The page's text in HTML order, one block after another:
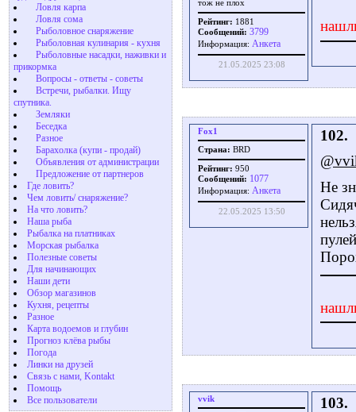
Ловля карпа
Ловля сома
Рыболовное снаряжение
Рыболовная кулинария - кухня
Рыболовные насадки, наживки и
прикормка
Вопросы - ответы - советы
Встречи, рыбалки. Ищу
спутника.
Земляки
Беседка
Разное
Барахолка (купи - продай)
Объявления от администрации
Предложение от партнеров
Где ловить?
Чем ловить/ снаряжение?
На что ловить?
Наша рыба
Рыбалка на платниках
Морская рыбалка
Полезные советы
Для начинающих
Наши дети
Обзор магазинов
Кухня, рецепты
Разное
Карта водоемов и глубин
Прогноз клёва рыбы
Погода
Линки на друзей
Связь с нами, Kontakt
Помощь
Все пользователи
тож не плох
Рейтинг: 1881
Сообщений: 3799
Информация: Aнкета
21.05.2025 23:08
Fox1
Страна: BRD
Рейтинг: 950
Сообщений: 1077
Информация: Aнкета
22.05.2025 13:50
102.
Не
vvik
103.